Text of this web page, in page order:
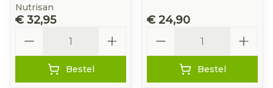
Nutrisan
€ 32,95
Bestel
€ 24,90
Bestel